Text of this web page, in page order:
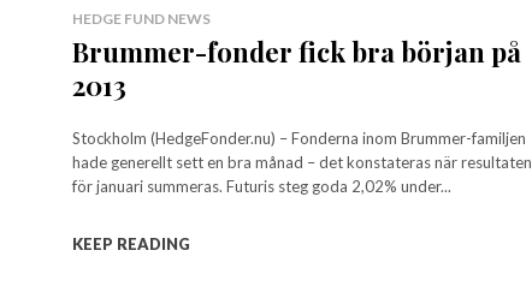
HEDGE FUND NEWS
Brummer-fonder fick bra början på
2013
Stockholm (HedgeFonder.nu) – Fonderna inom Brummer-familjen
hade generellt sett en bra månad – det konstateras när resultaten
för januari summeras. Futuris steg goda 2,02% under...
KEEP READING